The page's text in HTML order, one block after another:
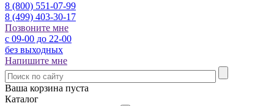
8 (800) 551-07-99
8 (499) 403-30-17
Позвоните мне
с 09-00 до 22-00
без выходных
Напишите мне
Ваша корзина пуста
Каталог